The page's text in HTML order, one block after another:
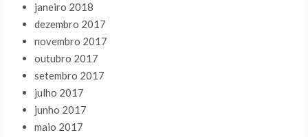
janeiro 2018
dezembro 2017
novembro 2017
outubro 2017
setembro 2017
julho 2017
junho 2017
maio 2017